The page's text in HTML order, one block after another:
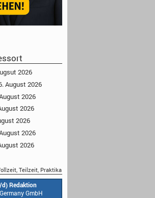
2026
August 2026
2026
2026
2026
2026
2026
Teilzeit, Praktika
Redaktion
GmbH